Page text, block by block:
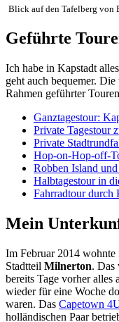
Blick auf den Tafelberg von
Geführte
Ich habe in Kapstadt
geht auch bequemer.
Rahmen geführter
Ganztagestour:
Private Tagestour
Private
Hop-on-Hop-off-
Robben Island
Halbtagestour in
Fahrradtour durch
Mein
Im Februar 2014
Stadtteil Milnerton. Das
bereits Tage vorher alles
wieder für eine Woche
waren. Das Capetown
holländischen Paar